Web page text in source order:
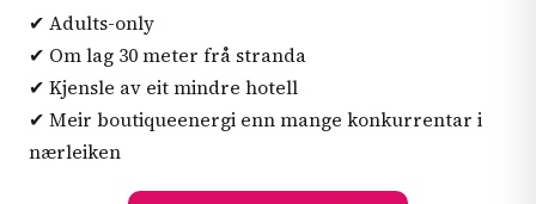
✔ Adults-only
✔ Om lag 30 meter frå stranda
✔ Kjensle av eit mindre hotell
✔ Meir boutiqueenergi enn mange konkurrentar i
nærleiken